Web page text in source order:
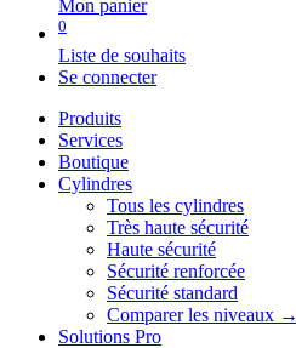
Mon panier
0
Liste de souhaits
Se connecter
Produits
Services
Boutique
Cylindres
Tous les cylindres
Très haute sécurité
Haute sécurité
Sécurité renforcée
Sécurité standard
Comparer les niveaux →
Solutions Pro